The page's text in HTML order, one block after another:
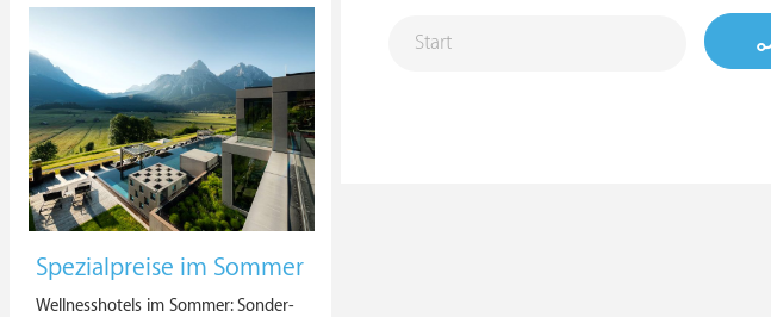
Spezialpreise im Sommer
Wellnesshotels im Sommer: Sonder-